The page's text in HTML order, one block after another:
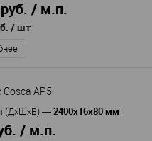
/ м.п.
/ шт
Cosca AP5
(ДхШхВ)— 2400x16x80 мм
/ м.п.